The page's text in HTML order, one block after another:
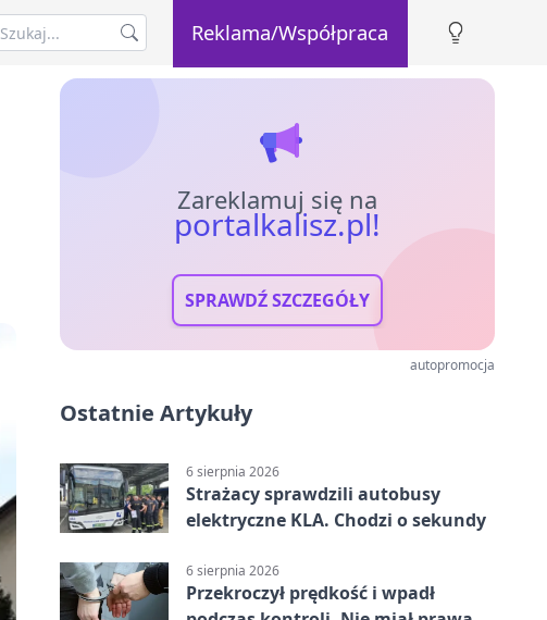
Reklama/Współpraca
Zareklamuj się na
portalkalisz.pl!
SPRAWDŹ SZCZEGÓŁY
autopromocja
Ostatnie Artykuły
6 sierpnia 2026
Strażacy sprawdzili autobusy
elektryczne KLA. Chodzi o sekundy
6 sierpnia 2026
Przekroczył prędkość i wpadł